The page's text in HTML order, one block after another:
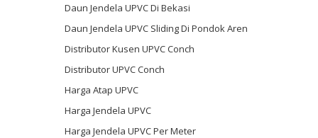
Daun Jendela UPVC Di Bekasi
Daun Jendela UPVC Sliding Di Pondok Aren
Distributor Kusen UPVC Conch
Distributor UPVC Conch
Harga Atap UPVC
Harga Jendela UPVC
Harga Jendela UPVC Per Meter